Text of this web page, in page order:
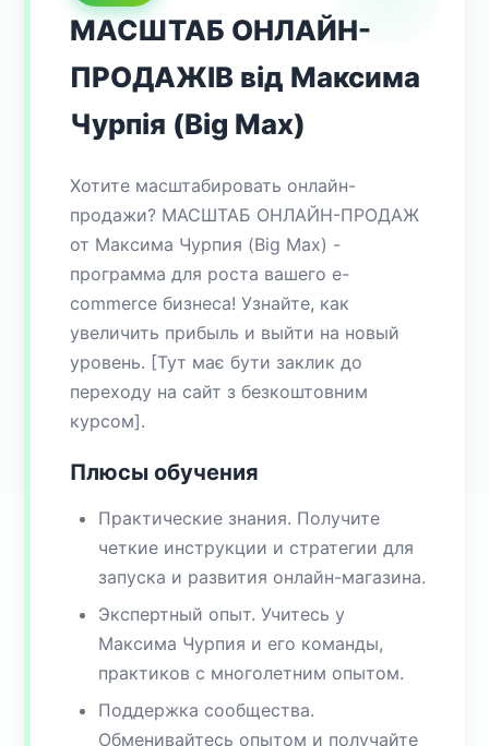
МАСШТАБ ОНЛАЙН-
ПРОДАЖІВ від Максима
Чурпія (Big Max)
Хотите масштабировать онлайн-
продажи? МАСШТАБ ОНЛАЙН-ПРОДАЖ
от Максима Чурпия (Big Max) -
программа для роста вашего e-
commerce бизнеса! Узнайте, как
увеличить прибыль и выйти на новый
уровень. [Тут має бути заклик до
переходу на сайт з безкоштовним
курсом].
Плюсы обучения
Практические знания. Получите
четкие инструкции и стратегии для
запуска и развития онлайн-магазина.
Экспертный опыт. Учитесь у
Максима Чурпия и его команды,
практиков с многолетним опытом.
Поддержка сообщества.
Обменивайтесь опытом и получайте